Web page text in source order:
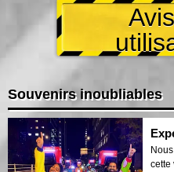
Souvenirs inoubliables
cette